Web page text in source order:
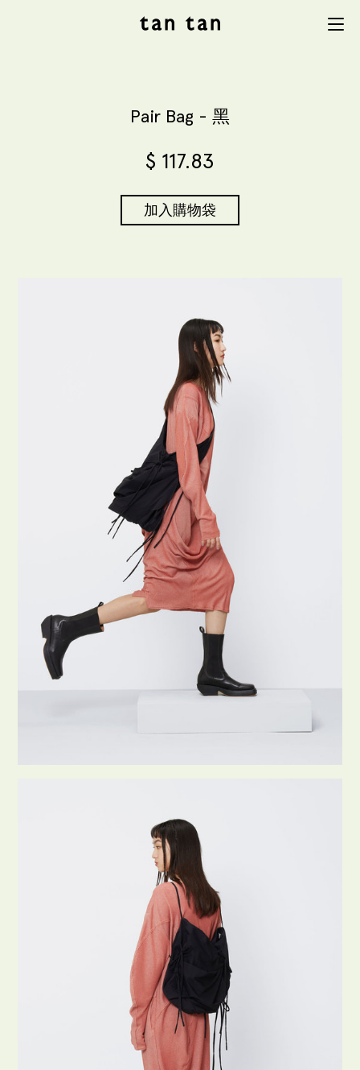
Pair Bag - 黑
$ 117.83
加入購物袋